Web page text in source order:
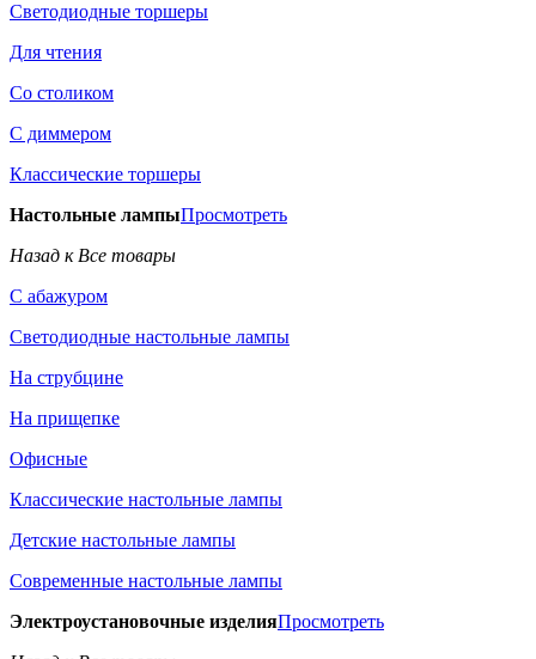
Светодиодные торшеры
Для чтения
Со столиком
С диммером
Классические торшеры
Настольные лампыПросмотреть
Назад к Все товары
С абажуром
Светодиодные настольные лампы
На струбцине
На прищепке
Офисные
Классические настольные лампы
Детские настольные лампы
Современные настольные лампы
Электроустановочные изделияПросмотреть